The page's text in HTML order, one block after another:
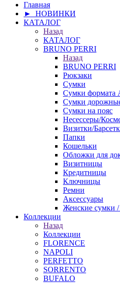
Главная
► НОВИНКИ
КАТАЛОГ
Назад
КАТАЛОГ
BRUNO PERRI
Назад
BRUNO PERRI
Рюкзаки
Сумки
Сумки формата
Сумки
Сумки на пояс
Несессеры/
Визитки/
Папки
Кошельки
Обложки для
Визитницы
Кредитницы
Ключницы
Ремни
Аксессуары
Женские сумки
Коллекции
Назад
Коллекции
FLORENCE
NAPOLI
PERFETTO
SORRENTO
BUFALO